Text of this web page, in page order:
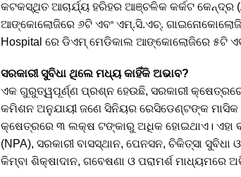
କଟକସ୍ଥିତ ଆଚାର୍ଯ୍ୟ ହରିହର ଆଞ୍ଚଳିକ କର୍କଟ କେନ୍ଦ୍ର
ଆଙ୍କୋଲୋଜିରେ ୬ଟି ଏବଂ ଏମ୍.ସି.ଏଚ୍.
Hospital ରେ ଡିଏମ୍ ମେଡିକାଲ ଆଙ୍କୋଲୋଜିରେ ୫ଟି
ସରକାରୀ ସୁବିଧା ଥିଲେ ମଧ୍ୟ କାହିଁକି ଅଭାବ?
ଏକ ଗୁରୁତ୍ୱପୂର୍ଣ୍ଣ ପ୍ରଶ୍ନ ହେଉଛି, ସରକାରୀ
କମିଶନ ଅନୁଯାୟୀ ଜଣେ ସିନିୟର ରେସିଡେଣ୍ଟଙ୍କ
କ୍ଷେତ୍ରରେ ୩ ଲକ୍ଷ ଟଙ୍କାରୁ ଅଧିକ ହୋଇଥାଏ। ଏହା
(NPA), ସରକାରୀ ବାସସ୍ଥାନ, ପେନସନ, ଚିକିତ୍ସା
କିମ୍ବା ଶିକ୍ଷାଦାନ, ଗବେଷଣା ଓ ପରାମର୍ଶ